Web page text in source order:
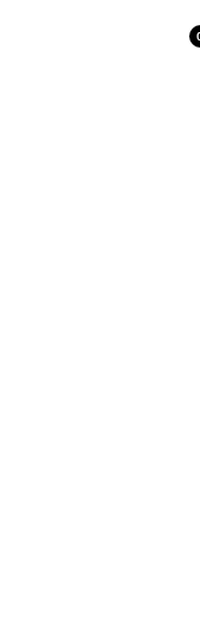
verilecektir.